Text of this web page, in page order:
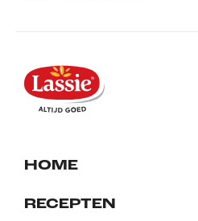
HOME
RECEPTEN